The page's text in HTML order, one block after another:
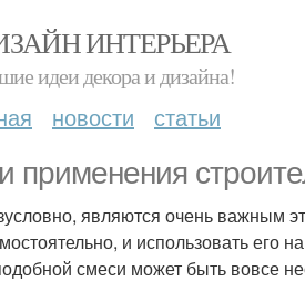
ИНТЕРЬЕРА
идеи декора и дизайна!
новости статьи
применения
являются очень важным
и использовать его
смеси может быть вовсе